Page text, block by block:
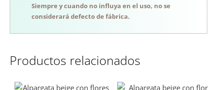
Siempre y cuando no influya en el uso, no se
considerará defecto de fábrica.
Productos relacionados